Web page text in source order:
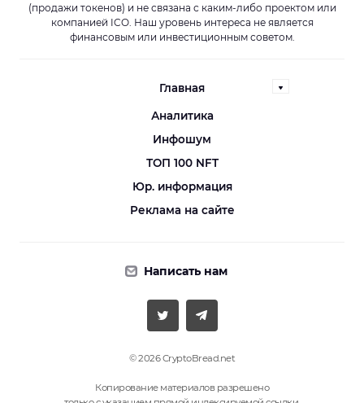
(продажи токенов) и не связана с каким-либо проектом или
компанией ICO. Наш уровень интереса не является
финансовым или инвестиционным советом.
Главная
Аналитика
Инфошум
ТОП 100 NFT
Юр. информация
Реклама на сайте
Написать нам
© 2026 CryptoBread.net
Копирование материалов разрешено